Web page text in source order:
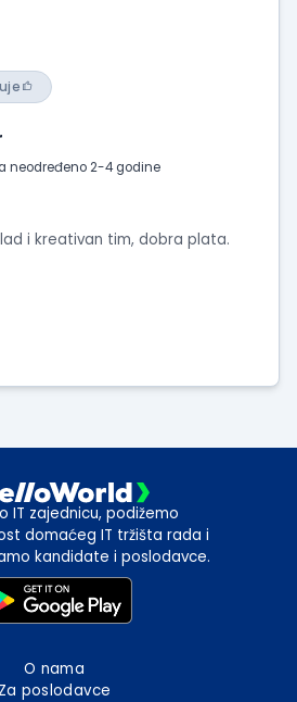
neodređeno 2-4 godine
i kreativan tim, dobra plata.
IT zajednicu, podižemo
domaćeg IT tržišta rada i
kandidate i poslodavce.
O nama
Za poslodavce